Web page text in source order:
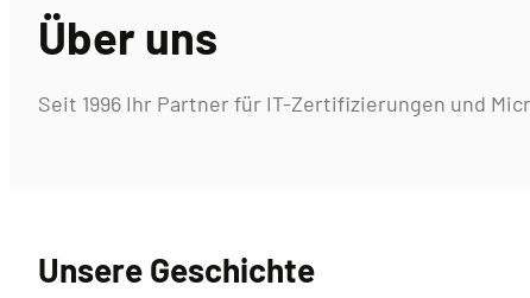
Über uns
Seit 1996 Ihr Partner für IT-Zertifizierungen und
Unsere Geschichte